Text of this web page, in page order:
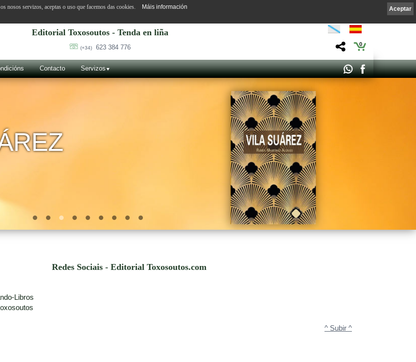
Editorial Toxosoutos - Tenda en liña
(+34) 623 384 776 0
Contacto Servizos
Redes Sociais - Editorial Toxosoutos.com
Libros
^ Subir ^
Aceptar
nosos servizos, aceptas o uso que facemos das cookies. Máis información